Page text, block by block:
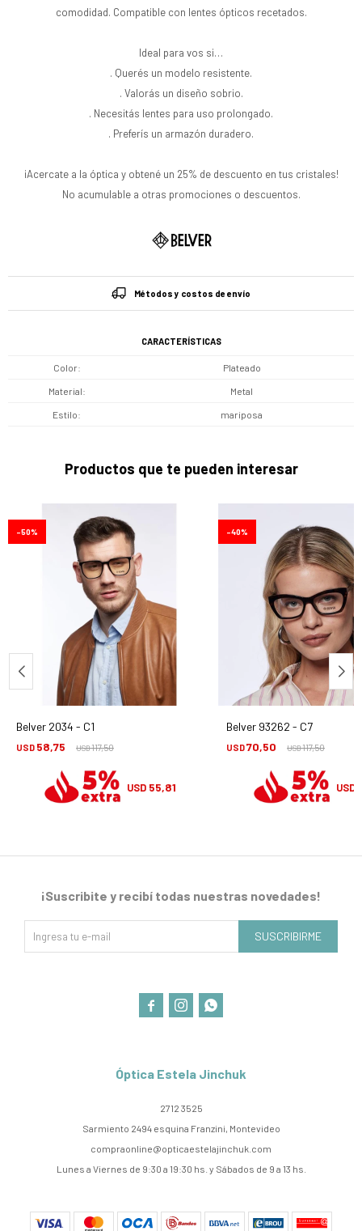
comodidad. Compatible con lentes ópticos recetados.
Ideal para vos si…
. Querés un modelo resistente.
. Valorás un diseño sobrio.
. Necesitás lentes para uso prolongado.
. Preferís un armazón duradero.
¡Acercate a la óptica y obtené un 25% de descuento en tus cristales!
No acumulable a otras promociones o descuentos.
Métodos y costos de envío
CARACTERÍSTICAS
Color Plateado
Material Metal
Estilo mariposa
Productos que te pueden interesar
Belver 2034 - C1
USD 58,75 USD117,50
50
USD 55,81
Belver 93262 - C7
USD70,50 USD117,50
40
USD
Óptica Estela Jinchuk
2712 3525
Sarmiento 2494 esquina Franzini, Montevideo
compraonline@opticaestelajinchuk.com
Lunes a Viernes de 9:30 a 19:30 hs. y Sábados de 9 a 13 hs.
¡Suscribite y recibí todas nuestras novedades!
SUSCRIBIRME
  